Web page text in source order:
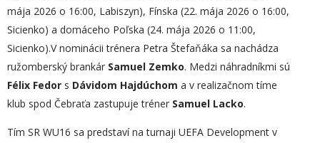
mája 2026 o 16:00, Labiszyn), Fínska (22. mája 2026 o 16:00,
Sicienko) a domáceho Poľska (24. mája 2026 o 11:00,
Sicienko).V nominácii trénera Petra Štefaňáka sa nachádza
ružomberský brankár Samuel Zemko. Medzi náhradníkmi sú
Félix Fedor s Dávidom Hajdúchom a v realizačnom tíme
klub spod Čebraťa zastupuje tréner Samuel Lacko.
Tím SR WU16 sa predstaví na turnaji UEFA Development v